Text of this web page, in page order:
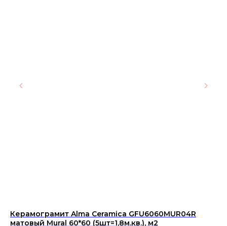
Керамограмит Alma Ceramica GFU6060MUR04R
матовый Mural 60*60 (5шт=1,8м.кв.), м2